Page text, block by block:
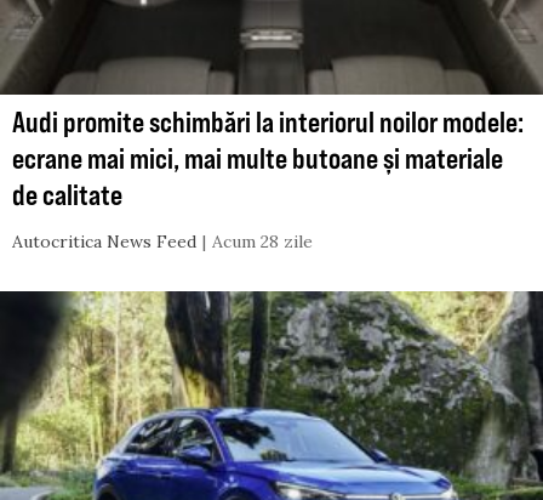
Audi promite schimbări la interiorul noilor modele:
ecrane mai mici, mai multe butoane și materiale
de calitate
Autocritica News Feed Acum 28 zile